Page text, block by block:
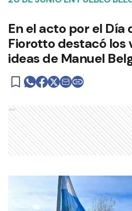
En el acto por el Día
Fiorotto destacó los
ideas de Manuel
Ads